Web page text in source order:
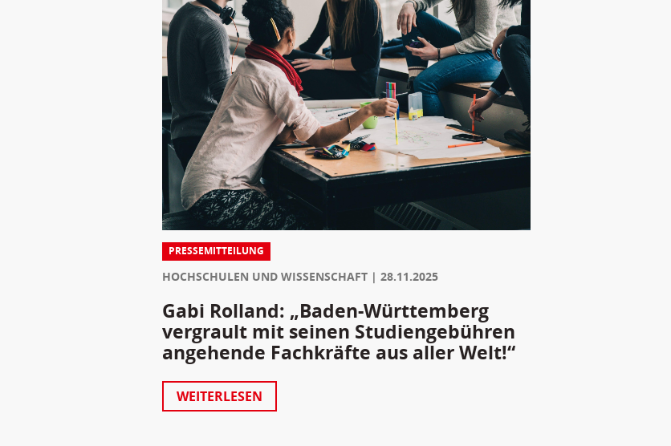
PRESSEMITTEILUNG
HOCHSCHULEN UND WISSENSCHAFT 28.11.2025
Gabi Rolland: „Baden-Württemberg
vergrault mit seinen Studiengebühren
angehende Fachkräfte aus aller Welt!“
WEITERLESEN